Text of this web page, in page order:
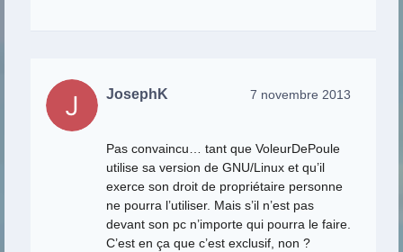
JosephK 7 novembre 2013
Pas convaincu… tant que VoleurDePoule
utilise sa version de GNU/Linux et qu’il
exerce son droit de propriétaire personne
ne pourra l’utiliser. Mais s’il n’est pas
devant son pc n’importe qui pourra le faire.
C’est en ça que c’est exclusif, non ?